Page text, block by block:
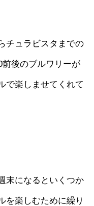
チュラビスタまでの
後のブルワリーが
で楽しませてくれて
末になるといくつか
を楽しむために繰り